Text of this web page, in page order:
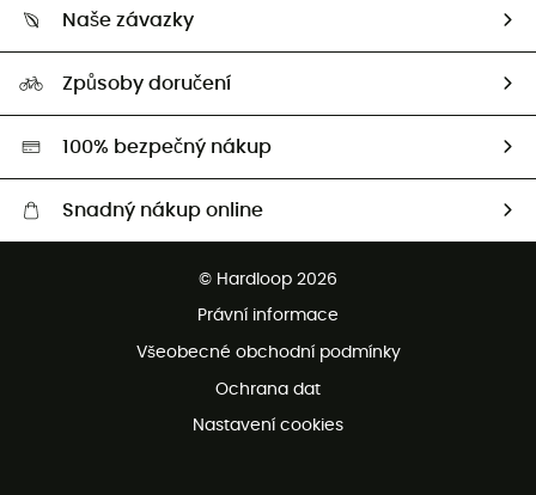
Vrácení zboží a peněz
Naši Ambasadoři
Naše závazky
Second hand
HardGreen
Způsoby doručení
100% bezpečný nákup
Snadný nákup online
Bezplatné vrácení do 100 dnů
© Hardloop 2026
Právní informace
Všeobecné obchodní podmínky
Ochrana dat
Nastavení cookies